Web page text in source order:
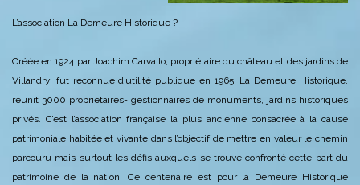
L’association La Demeure Historique ?
Créée en 1924 par Joachim Carvallo, propriétaire du château et des jardins de
Villandry, fut reconnue d’utilité publique en 1965. La Demeure Historique,
réunit 3000 propriétaires- gestionnaires de monuments, jardins historiques
privés. C’est l’association française la plus ancienne consacrée à la cause
patrimoniale habitée et vivante dans l’objectif de mettre en valeur le chemin
parcouru mais surtout les défis auxquels se trouve confronté cette part du
patrimoine de la nation.
Ce centenaire est pour la Demeure Historique